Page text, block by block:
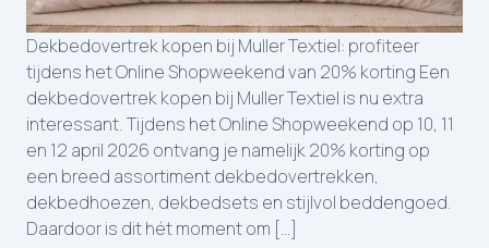
Dekbedovertrek kopen bij Muller Textiel: profiteer
tijdens het Online Shopweekend van 20% korting Een
dekbedovertrek kopen bij Muller Textiel is nu extra
interessant. Tijdens het Online Shopweekend op 10, 11
en 12 april 2026 ontvang je namelijk 20% korting op
een breed assortiment dekbedovertrekken,
dekbedhoezen, dekbedsets en stijlvol beddengoed.
Daardoor is dit hét moment om […]